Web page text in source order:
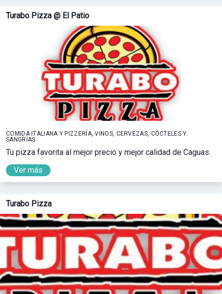
Turabo Pizza @ El Patio
COMIDA ITALIANA Y PIZZERÍA, VINOS, CERVEZAS, CÓCTELES Y
SANGRÍAS
Tu pizza favorita al mejor precio y mejor calidad de Caguas.
Ver más
Turabo Pizza